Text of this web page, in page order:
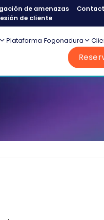
de amenazas
de cliente
Plataforma Fogonadura